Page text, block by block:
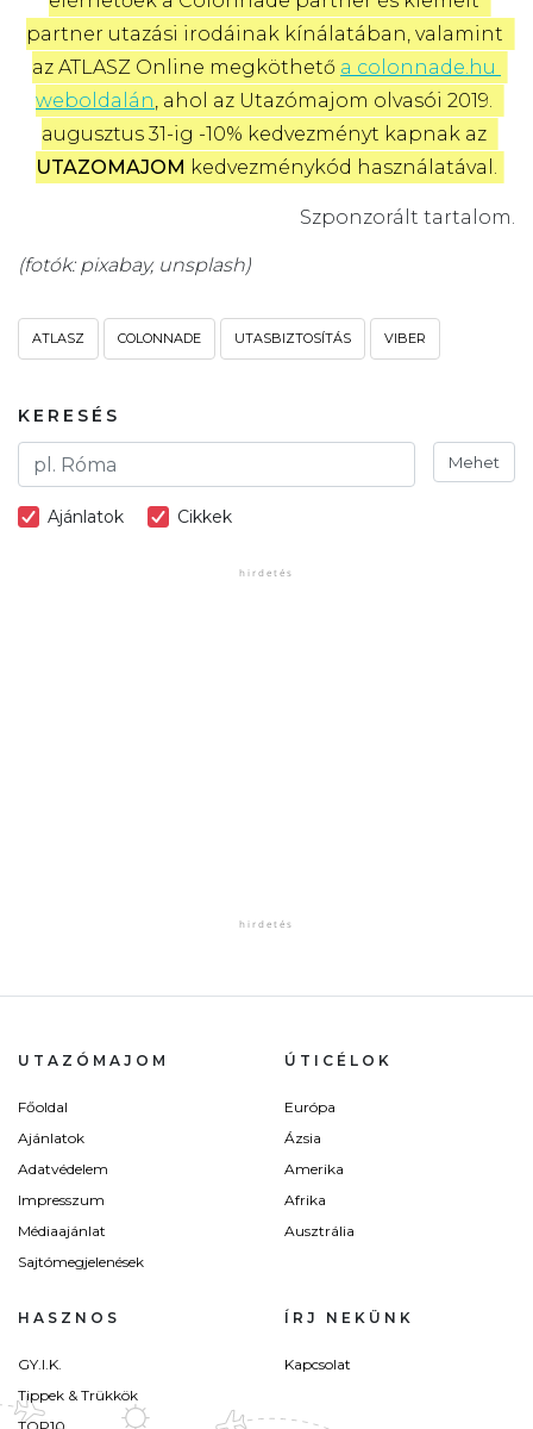
partner utazási irodáinak kínálatában, valamint
az ATLASZ Online megköthető a colonnade.hu
weboldalán, ahol az Utazómajom olvasói 2019.
UTAZOMAJOM kedvezménykód használatával.
Szponzorált tartalom.
(fotók: pixabay, unsplash)
ATLASZ COLONNADE UTASBIZTOSÍTÁS VIBER
KERESÉS
Mehet
Ajánlatok Cikkek
UTAZÓMAJOM
Főoldal
Ajánlatok
Adatvédelem
Impresszum
Médiaajánlat
Sajtómegjelenések
ÚTICÉLOK
Európa
Ázsia
Amerika
Afrika
Ausztrália
HASZNOS
GY.I.K.
Tippek & Trükkök
ÍRJ NEKÜNK
Kapcsolat